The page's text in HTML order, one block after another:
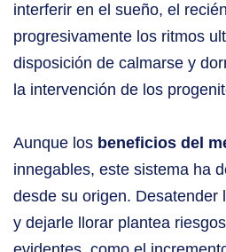
interferir en el sueño, el
progresivamente los ritmos
disposición de calmarse y
la intervención de los
Aunque los beneficios del
innegables, este sistema ha
desde su origen. Desatender
y dejarle llorar plantea